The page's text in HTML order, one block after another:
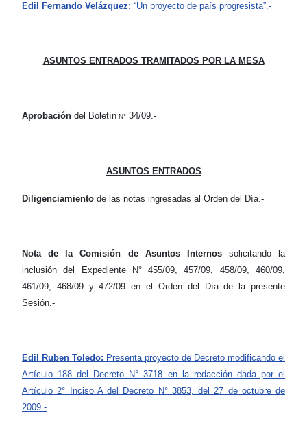
Edil Fernando Velázquez: “Un proyecto de país progresista”.-
ASUNTOS ENTRADOS TRAMITADOS POR LA MESA
Aprobación del Boletín N° 34/09.-
ASUNTOS ENTRADOS
Diligenciamiento de las notas ingresadas al Orden del Día.-
Nota de la Comisión de Asuntos Internos solicitando la
inclusión del Expediente N° 455/09, 457/09, 458/09, 460/09,
461/09, 468/09 y 472/09 en el Orden del Día de la presente
Sesión.-
Edil Ruben Toledo: Presenta proyecto de Decreto modificando el
Artículo 188 del Decreto N° 3718 en la redacción dada por el
Artículo 2° Inciso A del Decreto N° 3853, del 27 de octubre de
2009.-